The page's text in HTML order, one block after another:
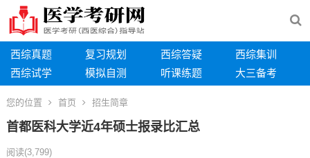
西综真题 复习规划 西综答疑
西综集训
西综试学
模拟自测 听课练题 大三备考
您的位置 首页 招生简章
首都医科大学近4年硕士报录比汇总
阅读(3,799)